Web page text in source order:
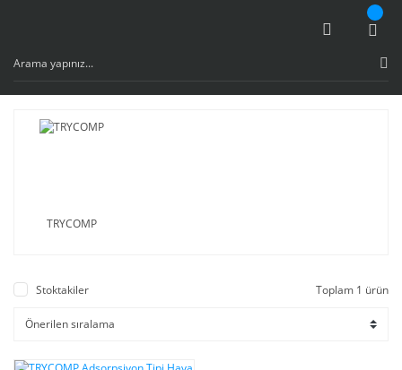
TRYCOMP
Stoktakiler Toplam 1 ürün